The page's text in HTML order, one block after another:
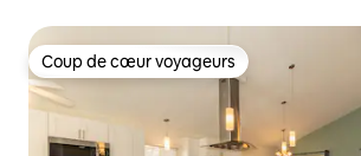
Coup de cœur voyageurs
Coup de cœur voyageurs